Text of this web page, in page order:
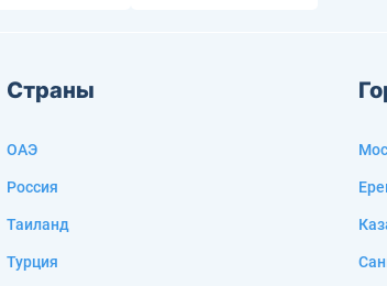
Страны
ОАЭ
Россия
Таиланд
Турция